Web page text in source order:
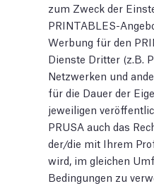
zum Zweck der
PRINTABLES-
Werbung für den
Dienste Dritter (z.B.
Netzwerken und
für die Dauer der
jeweiligen
PRUSA auch das
der/die mit Ihrem
wird, im gleichen
Bedingungen zu